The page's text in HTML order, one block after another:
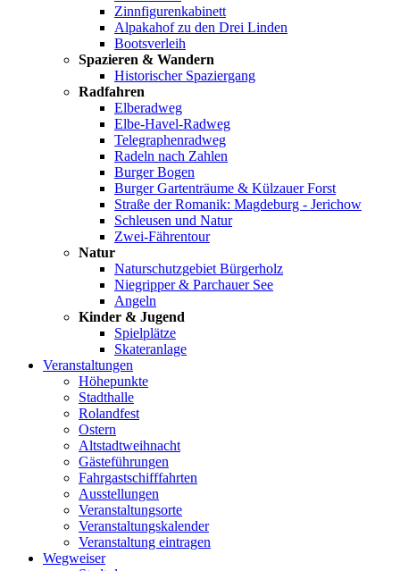
Zinnfigurenkabinett
Alpakahof zu den Drei Linden
Bootsverleih
Spazieren & Wandern
Historischer Spaziergang
Radfahren
Elberadweg
Elbe-Havel-Radweg
Telegraphenradweg
Radeln nach Zahlen
Burger Bogen
Burger Gartenträume & Külzauer Forst
Straße der Romanik: Magdeburg - Jerichow
Schleusen und Natur
Zwei-Fährentour
Natur
Naturschutzgebiet Bürgerholz
Niegripper & Parchauer See
Angeln
Kinder & Jugend
Spielplätze
Skateranlage
Veranstaltungen
Höhepunkte
Stadthalle
Rolandfest
Ostern
Altstadtweihnacht
Gästeführungen
Fahrgastschifffahrten
Ausstellungen
Veranstaltungsorte
Veranstaltungskalender
Veranstaltung eintragen
Wegweiser